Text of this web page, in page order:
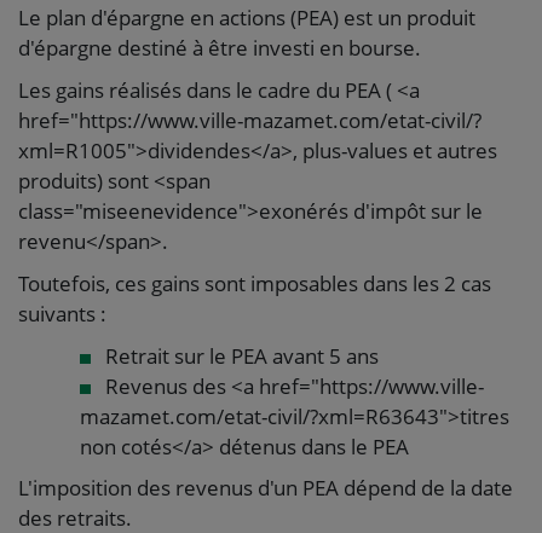
Le plan d'épargne en actions (PEA) est un produit
d'épargne destiné à être investi en bourse.
Les gains réalisés dans le cadre du PEA ( <a
href="https://www.ville-mazamet.com/etat-civil/?
xml=R1005">dividendes</a>, plus-values et autres
produits) sont <span
class="miseenevidence">exonérés d'impôt sur le
revenu</span>.
Toutefois, ces gains sont imposables dans les 2 cas
suivants :
Retrait sur le PEA avant 5 ans
Revenus des <a href="https://www.ville-
mazamet.com/etat-civil/?xml=R63643">titres
non cotés</a> détenus dans le PEA
L'imposition des revenus d'un PEA dépend de la date
des retraits.